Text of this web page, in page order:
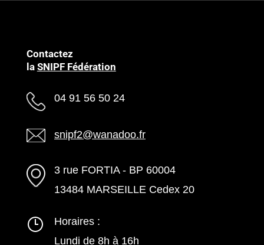
Contactez
la SNIPF Fédération
04 91 56 50 24
snipf2@wanadoo.fr
3 rue FORTIA - BP 60004
13484 MARSEILLE Cedex 20
Horaires :
Lundi de 8h à 16h